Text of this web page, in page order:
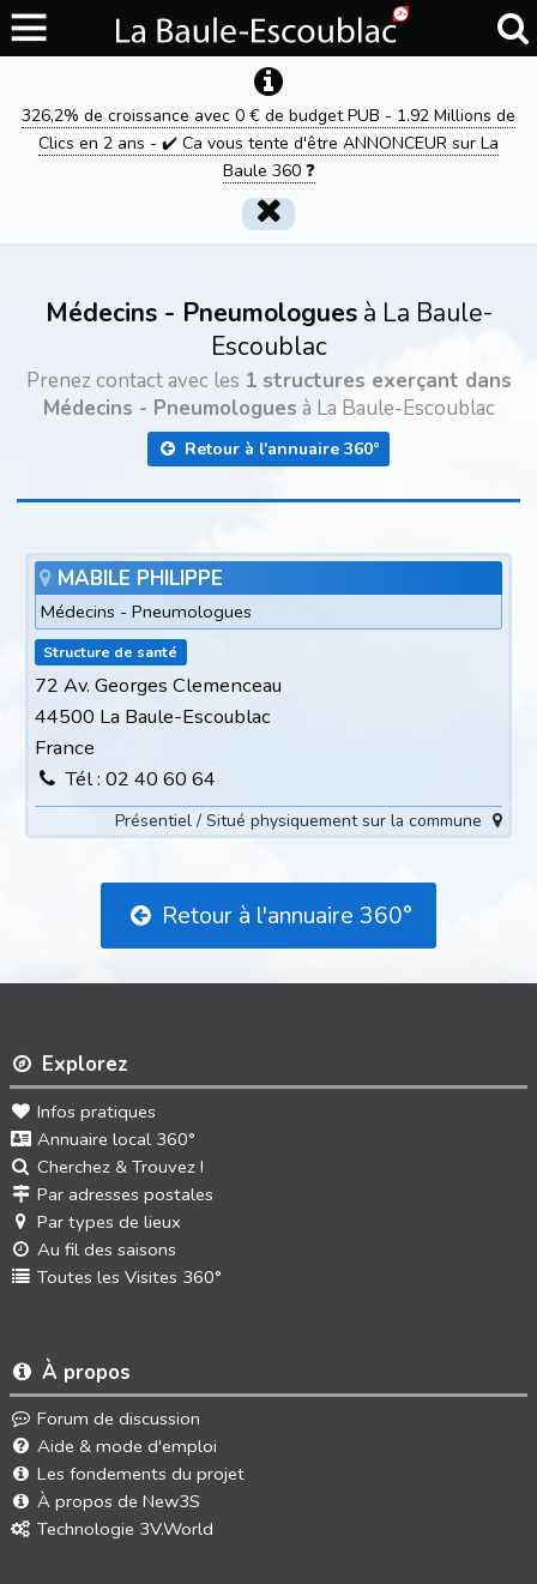
326,2% de croissance avec 0 € de budget PUB - 1.92 Millions de
Clics en 2 ans - ✔️ Ca vous tente d'être ANNONCEUR sur La
Baule 360 ❓
Médecins - Pneumologuesà La Baule-
Escoublac
Prenez contact avec les 1 structures exerçant dans
Médecins - Pneumologues à La Baule-Escoublac
Retour à l'annuaire 360°
MABILE PHILIPPE
Médecins - Pneumologues
Structure de santé
72 Av. Georges Clemenceau
44500 La Baule-Escoublac
France
Tél : 02 40 60 64
Présentiel / Situé physiquement sur la commune
Retour à l'annuaire 360°
Explorez
Infos pratiques
Annuaire local 360°
Cherchez & Trouvez !
Par adresses postales
Par types de lieux
Au fil des saisons
Toutes les Visites 360°
À propos
Forum de discussion
Aide & mode d'emploi
Les fondements du projet
À propos de New3S
Technologie 3V.World